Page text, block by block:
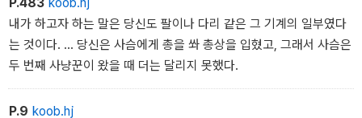
여자의 시신은 끝내 발견되지 않았다. 여자의 시신은 눈 속에서 발견
되었다. 여자의 시신은 방수포 밑에 방치되었다. 여자는 평생 회복하
지 못하고 피골이 상접한 채로 떠돌았다.
내가 하고자 하는 말은 당신도 팔이나 다리 같은 그 기계의 일부였다
는 것이다. … 당신은 사슴에게 총을 쏴 총상을 입혔고, 그래서 사슴은
두 번째 사냥꾼이 왔을 때 더는 달리지 못했다.
P.9 koob.hj